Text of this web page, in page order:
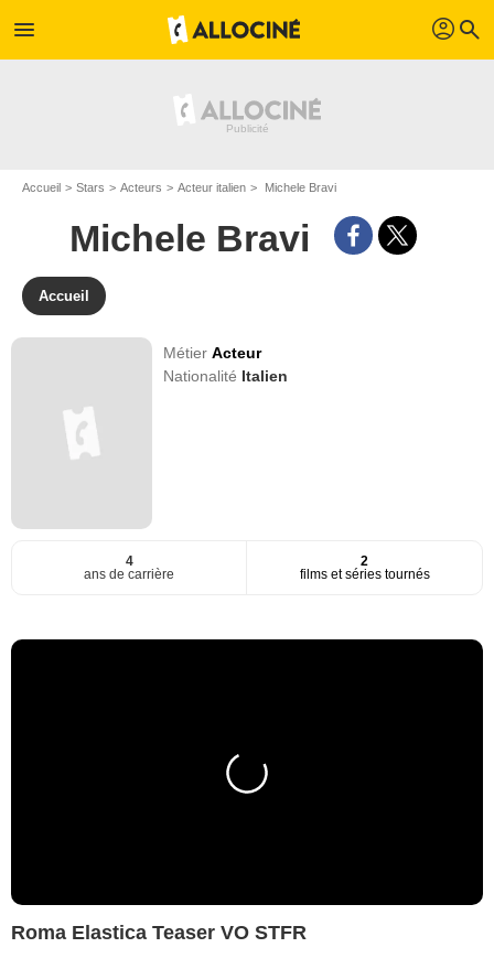
menu profil search
Accueil Stars Acteurs Acteur italien Michele Bravi
Michele Bravi
Accueil
MétierActeur
Nationalité Italien
4
ans de carrière
2
films et séries tournés
Roma Elastica Teaser VO STFR